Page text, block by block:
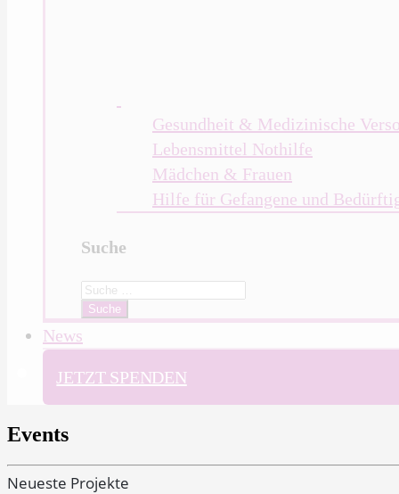
Gesundheit & Medizinische
Lebensmittel Nothilfe
Mädchen & Frauen
Hilfe für Gefangene und
Suche
Search
for:
News
JETZT SPENDEN
Events
Neueste Projekte